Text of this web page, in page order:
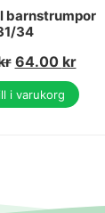
barnstrumpor
34
64.00 kr
i varukorg